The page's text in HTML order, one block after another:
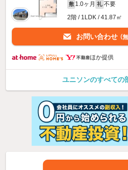
敷 1.0ヶ月 礼 不要
2階 / 1LDK / 41.87㎡
お問い合わせ （
ほか提供
ユニソンのすべての